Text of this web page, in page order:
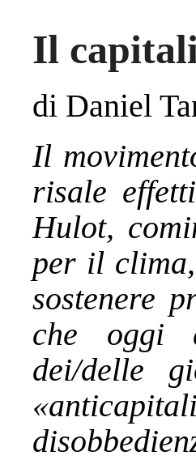
Il
di Daniel
Il
risale
Hulot,
per il
sostenere
che oggi
dei/delle